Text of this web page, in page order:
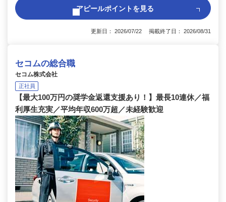
アピールポイントを見る
更新日： 2026/07/22 掲載終了日： 2026/08/31
セコムの総合職
セコム株式会社
正社員
【最大100万円の奨学金返還支援あり！】最長10連休／福
利厚生充実／平均年収600万超／未経験歓迎